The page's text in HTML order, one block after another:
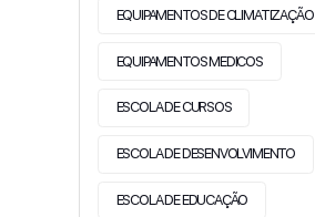
EQUIPAMENTOS DE CLIMATIZAÇÃO
EQUIPAMENTOS MEDICOS
ESCOLA DE CURSOS
ESCOLA DE DESENVOLVIMENTO
ESCOLA DE EDUCAÇÃO